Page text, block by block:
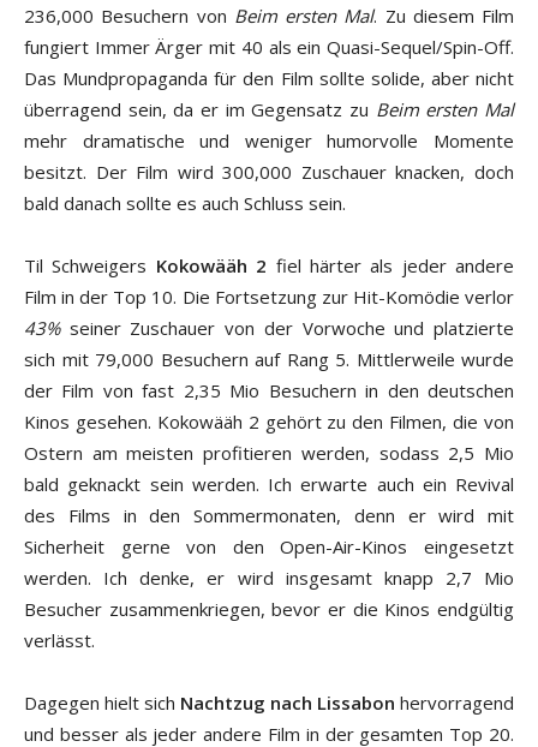
236,000 Besuchern von Beim ersten Mal. Zu diesem Film
fungiert Immer Ärger mit 40 als ein Quasi-Sequel/Spin-Off.
Das Mundpropaganda für den Film sollte solide, aber nicht
überragend sein, da er im Gegensatz zu Beim ersten Mal
mehr dramatische und weniger humorvolle Momente
besitzt. Der Film wird 300,000 Zuschauer knacken, doch
bald danach sollte es auch Schluss sein.
Til Schweigers Kokowääh 2 fiel härter als jeder andere
Film in der Top 10. Die Fortsetzung zur Hit-Komödie verlor
43%seiner Zuschauer von der Vorwoche und platzierte
sich mit 79,000 Besuchern auf Rang 5. Mittlerweile wurde
der Film von fast 2,35 Mio Besuchern in den deutschen
Kinos gesehen. Kokowääh 2 gehört zu den Filmen, die von
Ostern am meisten profitieren werden, sodass 2,5 Mio
bald geknackt sein werden. Ich erwarte auch ein Revival
des Films in den Sommermonaten, denn er wird mit
Sicherheit gerne von den Open-Air-Kinos eingesetzt
werden. Ich denke, er wird insgesamt knapp 2,7 Mio
Besucher zusammenkriegen, bevor er die Kinos endgültig
verlässt.
Dagegen hielt sich Nachtzug nach Lissabon hervorragend
und besser als jeder andere Film in der gesamten Top 20.